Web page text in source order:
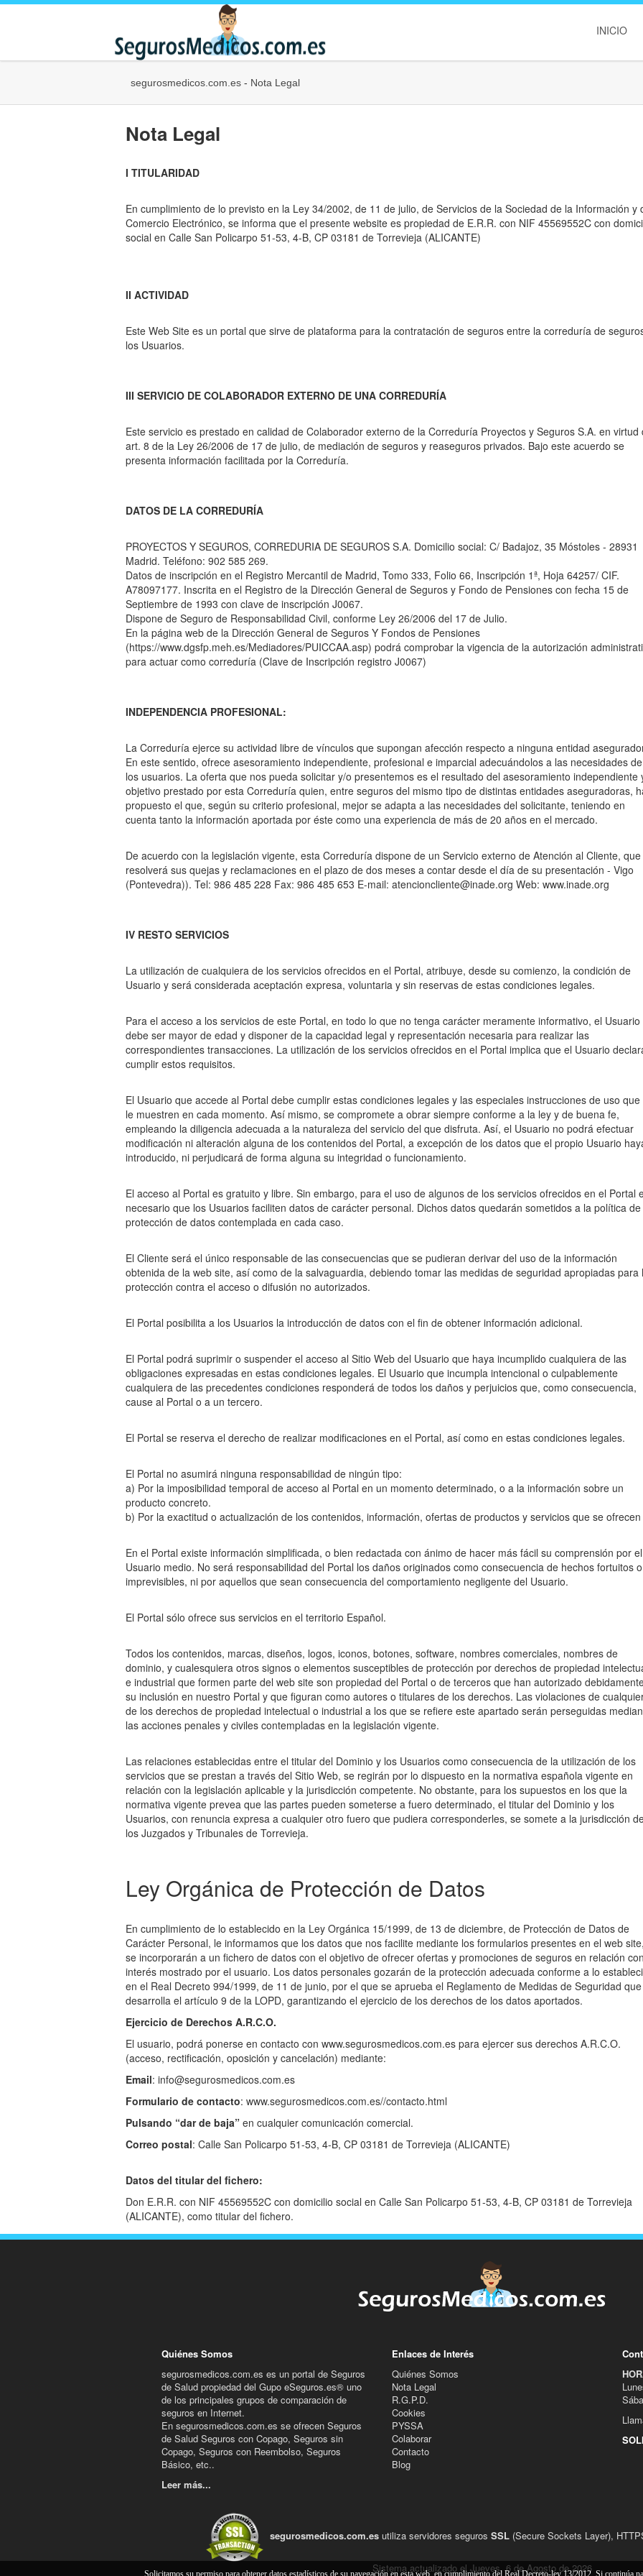
INICIO
segurosmedicos.com.es - Nota Legal
Nota Legal
I TITULARIDAD
En cumplimiento de lo previsto en la Ley 34/2002, de 11 de julio, de Servicios de la Sociedad de la Información y
Comercio Electrónico, se informa que el presente website es propiedad de E.R.R. con NIF 45569552C con
social en Calle San Policarpo 51-53, 4-B, CP 03181 de Torrevieja (ALICANTE)
II ACTIVIDAD
Este Web Site es un portal que sirve de plataforma para la contratación de seguros entre la correduría de
los Usuarios.
III SERVICIO DE COLABORADOR EXTERNO DE UNA CORREDURÍA
Este servicio es prestado en calidad de Colaborador externo de la Correduría Proyectos y Seguros S.A. en virtud
art. 8 de la Ley 26/2006 de 17 de julio, de mediación de seguros y reaseguros privados. Bajo este acuerdo se
presenta información facilitada por la Correduría.
DATOS DE LA CORREDURÍA
PROYECTOS Y SEGUROS, CORREDURIA DE SEGUROS S.A. Domicilio social: C/ Badajoz, 35 Móstoles - 28931
Madrid. Teléfono: 902 585 269.
Datos de inscripción en el Registro Mercantil de Madrid, Tomo 333, Folio 66, Inscripción 1ª, Hoja 64257/ CIF.
A78097177. Inscrita en el Registro de la Dirección General de Seguros y Fondo de Pensiones con fecha 15 de
Septiembre de 1993 con clave de inscripción J0067.
Dispone de Seguro de Responsabilidad Civil, conforme Ley 26/2006 del 17 de Julio.
En la página web de la Dirección General de Seguros Y Fondos de Pensiones
(https://www.dgsfp.meh.es/Mediadores/PUICCAA.asp) podrá comprobar la vigencia de la autorización
para actuar como correduría (Clave de Inscripción registro J0067)
INDEPENDENCIA PROFESIONAL:
La Correduría ejerce su actividad libre de vínculos que supongan afección respecto a ninguna entidad
En este sentido, ofrece asesoramiento independiente, profesional e imparcial adecuándolos a las necesidades de
los usuarios. La oferta que nos pueda solicitar y/o presentemos es el resultado del asesoramiento independiente
objetivo prestado por esta Correduría quien, entre seguros del mismo tipo de distintas entidades aseguradoras,
propuesto el que, según su criterio profesional, mejor se adapta a las necesidades del solicitante, teniendo en
cuenta tanto la información aportada por éste como una experiencia de más de 20 años en el mercado.
De acuerdo con la legislación vigente, esta Correduría dispone de un Servicio externo de Atención al Cliente, que
resolverá sus quejas y reclamaciones en el plazo de dos meses a contar desde el día de su presentación - Vigo
(Pontevedra)). Tel: 986 485 228 Fax: 986 485 653 E-mail: atencioncliente@inade.org Web: www.inade.org
IV RESTO SERVICIOS
La utilización de cualquiera de los servicios ofrecidos en el Portal, atribuye, desde su comienzo, la condición de
Usuario y será considerada aceptación expresa, voluntaria y sin reservas de estas condiciones legales.
Para el acceso a los servicios de este Portal, en todo lo que no tenga carácter meramente informativo, el Usuario
debe ser mayor de edad y disponer de la capacidad legal y representación necesaria para realizar las
correspondientes transacciones. La utilización de los servicios ofrecidos en el Portal implica que el Usuario
cumplir estos requisitos.
El Usuario que accede al Portal debe cumplir estas condiciones legales y las especiales instrucciones de uso que
le muestren en cada momento. Así mismo, se compromete a obrar siempre conforme a la ley y de buena fe,
empleando la diligencia adecuada a la naturaleza del servicio del que disfruta. Así, el Usuario no podrá efectuar
modificación ni alteración alguna de los contenidos del Portal, a excepción de los datos que el propio Usuario
introducido, ni perjudicará de forma alguna su integridad o funcionamiento.
El acceso al Portal es gratuito y libre. Sin embargo, para el uso de algunos de los servicios ofrecidos en el Portal
necesario que los Usuarios faciliten datos de carácter personal. Dichos datos quedarán sometidos a la política de
protección de datos contemplada en cada caso.
El Cliente será el único responsable de las consecuencias que se pudieran derivar del uso de la información
obtenida de la web site, así como de la salvaguardia, debiendo tomar las medidas de seguridad apropiadas para
protección contra el acceso o difusión no autorizados.
El Portal posibilita a los Usuarios la introducción de datos con el fin de obtener información adicional.
El Portal podrá suprimir o suspender el acceso al Sitio Web del Usuario que haya incumplido cualquiera de las
obligaciones expresadas en estas condiciones legales. El Usuario que incumpla intencional o culpablemente
cualquiera de las precedentes condiciones responderá de todos los daños y perjuicios que, como consecuencia,
cause al Portal o a un tercero.
El Portal se reserva el derecho de realizar modificaciones en el Portal, así como en estas condiciones legales.
El Portal no asumirá ninguna responsabilidad de ningún tipo:
a) Por la imposibilidad temporal de acceso al Portal en un momento determinado, o a la información sobre un
producto concreto.
b) Por la exactitud o actualización de los contenidos, información, ofertas de productos y servicios que se ofrecen
En el Portal existe información simplificada, o bien redactada con ánimo de hacer más fácil su comprensión por el
Usuario medio. No será responsabilidad del Portal los daños originados como consecuencia de hechos fortuitos o
imprevisibles, ni por aquellos que sean consecuencia del comportamiento negligente del Usuario.
El Portal sólo ofrece sus servicios en el territorio Español.
Todos los contenidos, marcas, diseños, logos, iconos, botones, software, nombres comerciales, nombres de
dominio, y cualesquiera otros signos o elementos susceptibles de protección por derechos de propiedad
e industrial que formen parte del web site son propiedad del Portal o de terceros que han autorizado
su inclusión en nuestro Portal y que figuran como autores o titulares de los derechos. Las violaciones de
de los derechos de propiedad intelectual o industrial a los que se refiere este apartado serán perseguidas
las acciones penales y civiles contempladas en la legislación vigente.
Las relaciones establecidas entre el titular del Dominio y los Usuarios como consecuencia de la utilización de los
servicios que se prestan a través del Sitio Web, se regirán por lo dispuesto en la normativa española vigente en
relación con la legislación aplicable y la jurisdicción competente. No obstante, para los supuestos en los que la
normativa vigente prevea que las partes pueden someterse a fuero determinado, el titular del Dominio y los
Usuarios, con renuncia expresa a cualquier otro fuero que pudiera corresponderles, se somete a la jurisdicción
los Juzgados y Tribunales de Torrevieja.
Ley Orgánica de Protección de Datos
En cumplimiento de lo establecido en la Ley Orgánica 15/1999, de 13 de diciembre, de Protección de Datos de
Carácter Personal, le informamos que los datos que nos facilite mediante los formularios presentes en el web site,
se incorporarán a un fichero de datos con el objetivo de ofrecer ofertas y promociones de seguros en relación
interés mostrado por el usuario. Los datos personales gozarán de la protección adecuada conforme a lo
en el Real Decreto 994/1999, de 11 de junio, por el que se aprueba el Reglamento de Medidas de Seguridad que
desarrolla el artículo 9 de la LOPD, garantizando el ejercicio de los derechos de los datos aportados.
Ejercicio de Derechos A.R.C.O.
El usuario, podrá ponerse en contacto con www.segurosmedicos.com.es para ejercer sus derechos A.R.C.O.
(acceso, rectificación, oposición y cancelación) mediante:
Email: info@segurosmedicos.com.es
Formulario de contacto: www.segurosmedicos.com.es//contacto.html
Pulsando “dar de baja” en cualquier comunicación comercial.
Correo postal: Calle San Policarpo 51-53, 4-B, CP 03181 de Torrevieja (ALICANTE)
Datos del titular del fichero:
Don E.R.R. con NIF 45569552C con domicilio social en Calle San Policarpo 51-53, 4-B, CP 03181 de Torrevieja
(ALICANTE), como titular del fichero.
Quiénes Somos
segurosmedicos.com.es es un portal de Seguros
de Salud propiedad del Gupo eSeguros.es® uno
de los principales grupos de comparación de
seguros en Internet.
En segurosmedicos.com.es se ofrecen Seguros
de Salud Seguros con Copago, Seguros sin
Copago, Seguros con Reembolso, Seguros
Básico, etc..
Leer más...
Enlaces de Interés
Quiénes Somos
Nota Legal
R.G.P.D.
Cookies
PYSSA
Colaborar
Contacto
Blog
segurosmedicos.com.esutiliza servidores seguros SSL(Secure Sockets Layer),
Sistema actualizado el Jueves, 6 de Agosto de 2026
Solicitamos su permiso para obtener datos estadísticos de su navegación en esta web, en cumplimiento del Real Decreto-ley 13/2012. Si continúa